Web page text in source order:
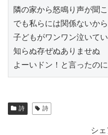
隣の家から怒鳴り声が聞
でも私らには関係ないか
子どもがワンワン泣いて
知らぬ存ぜぬありませぬ
よーいドン！と言ったのに
詩 詩
シ